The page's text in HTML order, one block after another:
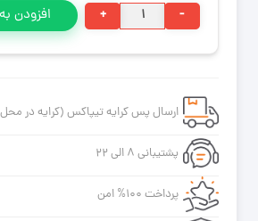
روشویی
کوتینگ
طلایی
دار
رگه
دار
۴۰*۶۰
مروارید
عدد
-
+ افزودن
ارسال پس کرایه تیپاکس (کرایه در محل
پشتیبانی ۸ الی ۲۲
پرداخت ۱۰۰% امن